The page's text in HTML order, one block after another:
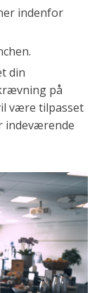
indenfor
din
på
være tilpasset
indeværende